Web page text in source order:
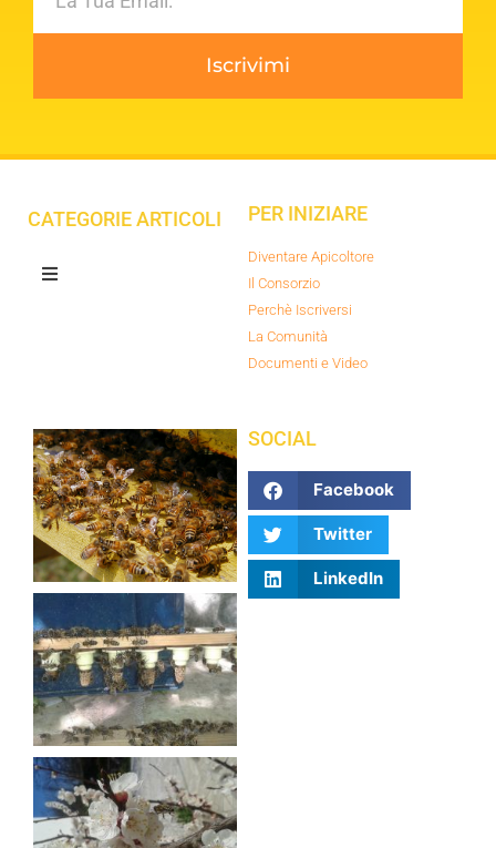
Iscrivimi
CATEGORIE ARTICOLI PER INIZIARE
Diventare Apicoltore
Il Consorzio
Perchè Iscriversi
La Comunità
Documenti e Video
SOCIAL
Facebook
Twitter
LinkedIn